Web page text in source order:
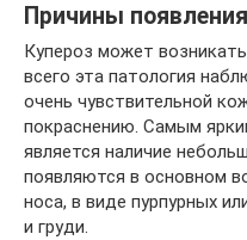
Причины
Купероз может
всего эта патология
очень чувствительной
покраснению. Самым
является наличие
появляются в основном
носа, в виде пурпурных
и груди.